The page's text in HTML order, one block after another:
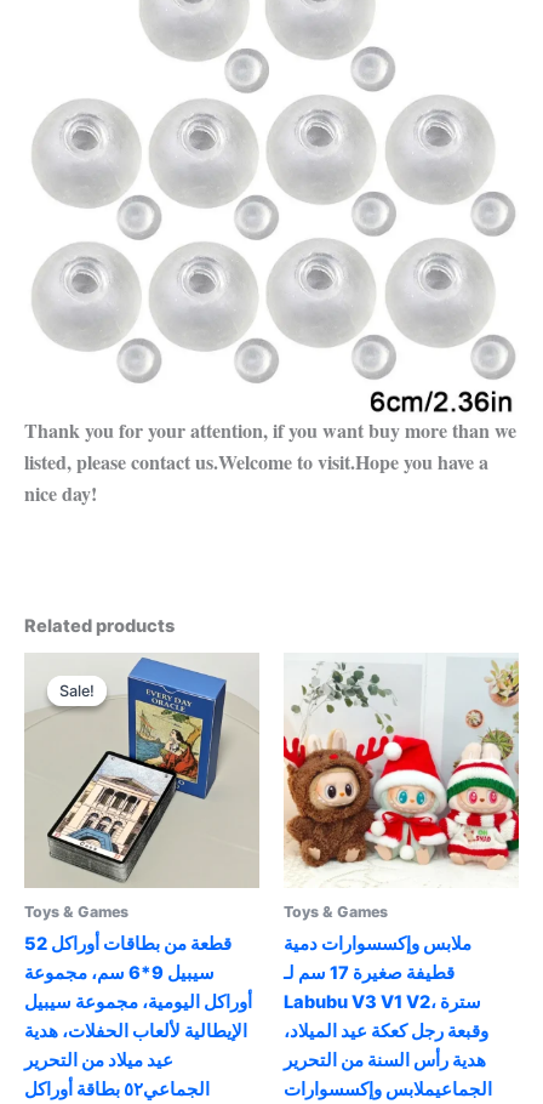
Thank you for your attention, if you want buy more than we
listed, please contact us.Welcome to visit.Hope you have a
nice day!
Related products
Sale!
Sale!
Toys & Games
52 قطعة من بطاقات أوراكل
سيبيل 9*6 سم، مجموعة
أوراكل اليومية، مجموعة سيبيل
الإيطالية لألعاب الحفلات، هدية
عيد ميلاد من التحرير
الجماعي٥٢ بطاقة أوراكل
Toys & Games
ملابس وإكسسوارات دمية
قطيفة صغيرة 17 سم لـ
Labubu V3 V1 V2، سترة
وقبعة رجل كعكة عيد الميلاد،
هدية رأس السنة من التحرير
الجماعيملابس وإكسسوارات